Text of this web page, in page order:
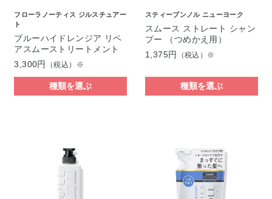
フローラノーティス ジルスチュアー
ト
ブルーハイドレンジア リペ
アスムーストリートメント
3,300円
（税込）※
種類を選ぶ
スティーブンノル ニューヨーク
スムース ストレート シャン
プー （つめかえ用）
1,375円
（税込）※
種類を選ぶ